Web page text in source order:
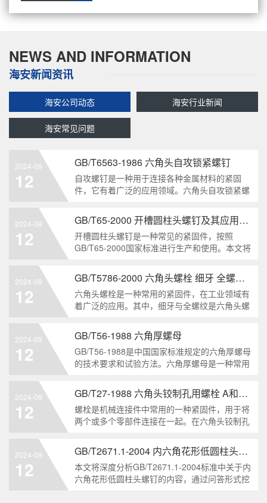
NEWS AND INFORMATION
海安新闻资讯
海安公司动态 海安行业新闻
海安常见问题
2024-09
12
GB/T6563-1986 六角头自攻锁紧螺钉
自攻螺钉是一种用于连接各种金属材料的紧固
件，它有着广泛的应用领域。六角头自攻锁紧螺
标准。本文将深度分析这种螺钉的特点、应用以
及制造要求等相关知识点，为读者提供全面的了
解。1. 六角头自
2024-09
12
GB/T65-2000 开槽圆柱头螺钉及其应用领域
开槽圆柱头螺钉是一种常见的紧固件，按照
GB/T65-2000国家标准进行生产和使用。本文将
领域，帮助读者更好地了解和应用该种螺钉。什
么是GB/T65-2000 开槽圆柱头螺钉？GB/T65-
200
2024-09
12
GB/T5786-2000 六角头螺栓 细牙 全螺纹——工业重要性和特点
六角头螺栓是一种常用的紧固件，在工业领域有
着广泛的应用。其中，细牙与全螺纹是六角头螺
两个方面，对GB/T5786-2000标准下的六角头螺
栓 细牙 全螺纹进行深度分析和知识挖掘。什么
是GB/T57
2024-09
12
GB/T56-1988 六角厚螺母
GB/T56-1988是中国国家标准规定的六角厚螺母
的技术要求和试验方法。六角厚螺母是一种常用
用于需要更大的力矩和耐久性的紧固装配。六角
厚螺母的材料和制造工艺六角厚螺母通常由低碳
钢、中碳钢或合金钢
2024-09
12
GB/T27-1988 六角头铰制孔用螺栓 A和B级
螺栓是机械连接件中常用的一种紧固件，用于将
两个或多个零部件连接在一起。在六角头铰制孔
级和B级两种。下面我们来分析一下这两种级别
的螺栓有哪些区别。1. A级和B级的定义和标准
有什么不同?A级和B级是
2024-09
12
GB/T2671.1-2004 内六角花形低圆柱头螺钉
本文将深度分析GB/T2671.1-2004标准中关于内
六角花形低圆柱头螺钉的内容，通过问答形式挖